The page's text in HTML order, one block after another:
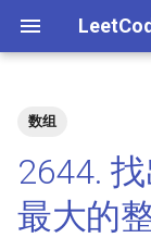
在
始
化
解法
4. 二维数组中的
2. 二进制加法
1.2. 判定是否互
数组
2644.
最大的